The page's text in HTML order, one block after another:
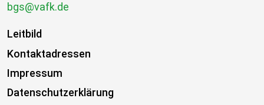
bgs@vafk.de
Leitbild
Kontaktadressen
Impressum
Datenschutzerklärung